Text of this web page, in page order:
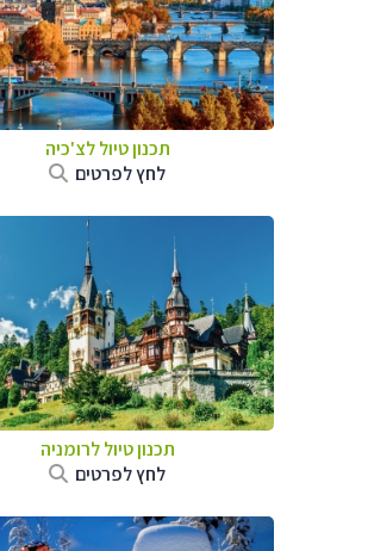
תכנון טיול לצ'כיה
לחץ לפרטים
תכנון טיול לרומניה
לחץ לפרטים